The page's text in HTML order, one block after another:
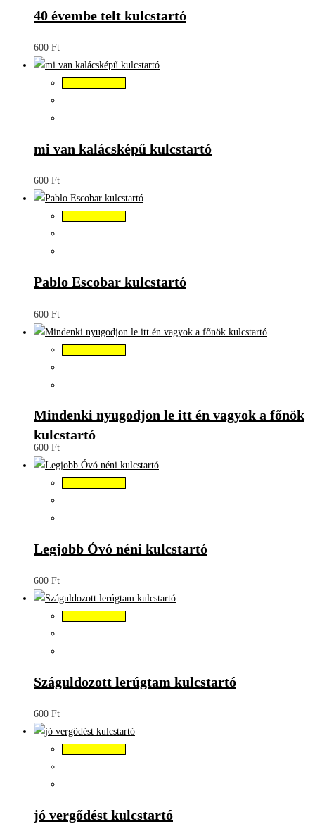
40 évembe telt kulcstartó
600 Ft
mi van kalácsképű kulcstartó
600 Ft
Pablo Escobar kulcstartó
600 Ft
Mindenki nyugodjon le itt én vagyok a főnök
kulcstartó
600 Ft
Legjobb Óvó néni kulcstartó
600 Ft
Száguldozott lerúgtam kulcstartó
600 Ft
jó vergődést kulcstartó